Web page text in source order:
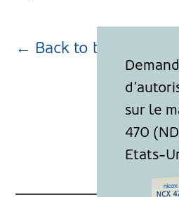
← Back to blog page